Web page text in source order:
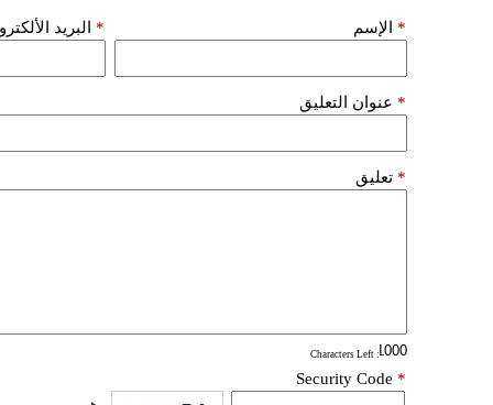
الإسم * البريد *
عنوان التعليق *
تعليق *
: Characters Left
Security Code *